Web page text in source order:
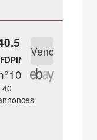
€
FDPIN
40